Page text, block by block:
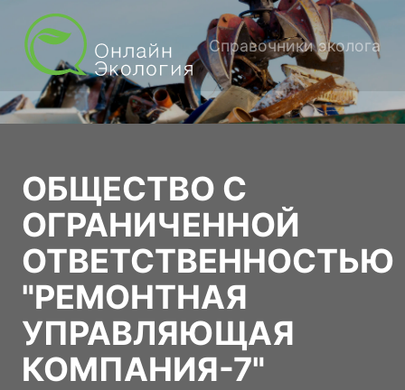
Справочники эколога
ОБЩЕСТВО С
ОГРАНИЧЕННОЙ
ОТВЕТСТВЕННОСТЬЮ
"РЕМОНТНАЯ
УПРАВЛЯЮЩАЯ
КОМПАНИЯ-7"